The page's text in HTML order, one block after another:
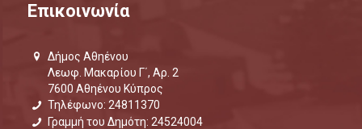
Επικοινωνία
Δήμος Αθηένου
Λεωφ. Μακαρίου Γ΄, Αρ. 2
7600 Αθηένου Κύπρος
Τηλέφωνο: 24811370
Γραμμή του Δημότη: 24524004